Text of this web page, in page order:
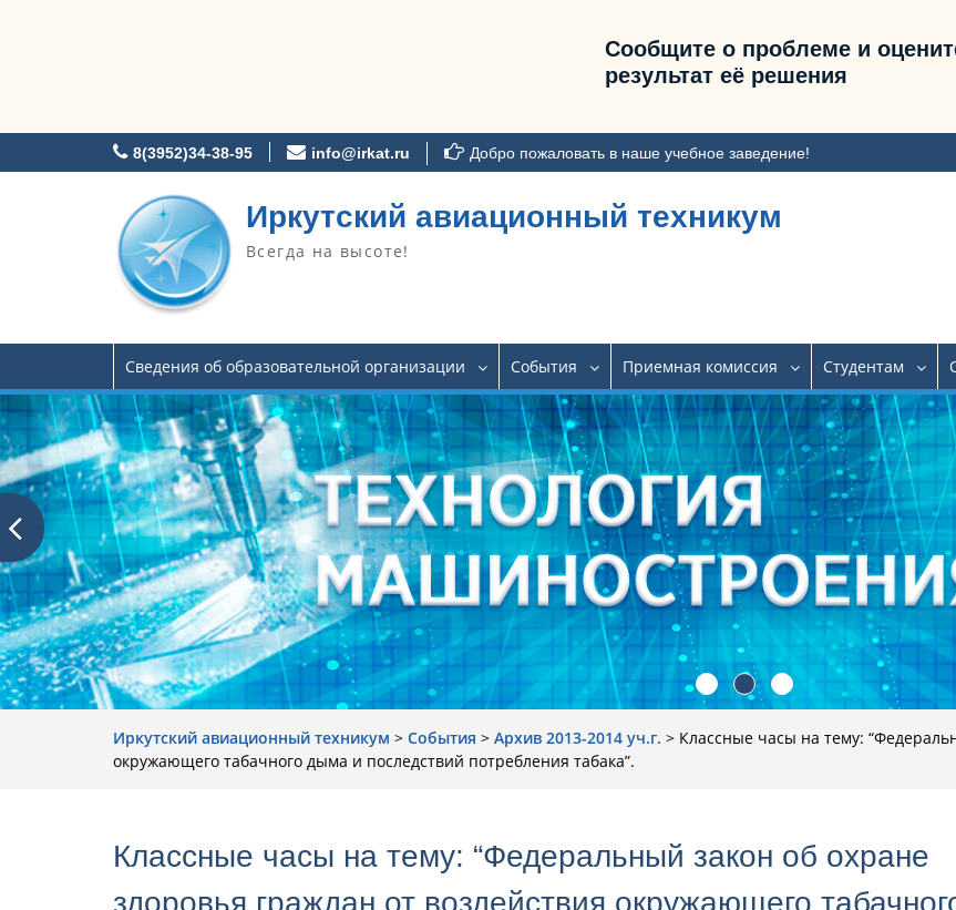
Сообщите о проблеме и
результат её решения
к
8(3952)34-38-95 info@irkat.ru Добро пожаловать в наше учебное заведение!
Иркутский авиационный техникум
Всегда на высоте!
Сведения об образовательной организации События Приемная комиссия Студентам
Иркутский авиационный техникум > События > Архив 2013-2014 уч.г. > Классные часы на тему:
окружающего табачного дыма и последствий потребления табака”.
Классные часы на тему: “Федеральный закон об охране
здоровья граждан от воздействия окружающего